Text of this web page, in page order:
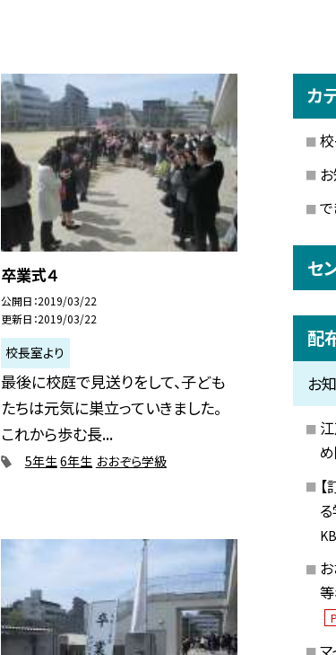
卒業式４
公開日 2019/03/22
更新日 2019/03/22
校長室より
最後に校庭で見送りをして、子ども
たちは元気に巣立っていきました。
これから歩む長...
5年生 6年生 おおぞら学級
カ
セ
配
お